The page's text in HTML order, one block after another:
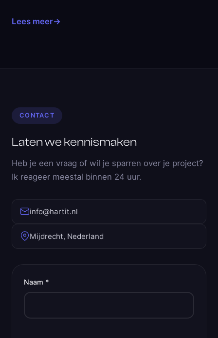
Lees meer→
CONTACT
Laten we kennismaken
Heb je een vraag of wil je sparren over je project?
Ik reageer meestal binnen 24 uur.
info@hartit.nl
Mijdrecht, Nederland
Naam *